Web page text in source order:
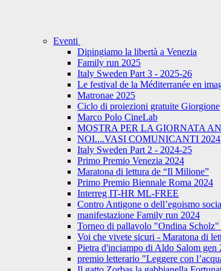
Eventi
Dipingiamo la libertà a Venezia
Family run 2025
Italy Sweden Part 3 - 2025-26
Le festival de la Méditerranée en
Matronae 2025
Ciclo di proiezioni gratuite Giorgione
Marco Polo CineLab
MOSTRA PER LA GIORNATA
NOI....VASI COMUNICANTI 2024
Italy Sweden Part 2 - 2024-25
Primo Premio Venezia 2024
Maratona di lettura de “Il Milione”
Primo Premio Biennale Roma 2024
Interreg IT-HR ML-FREE
Contro Antigone o dell’egoismo
manifestazione Family run 2024
Torneo di pallavolo "Ondina Scholz"
Voi che vivete sicuri - Maratona di
Pietra d'inciampo di Aldo Salom gen
premio letterario "Leggere con